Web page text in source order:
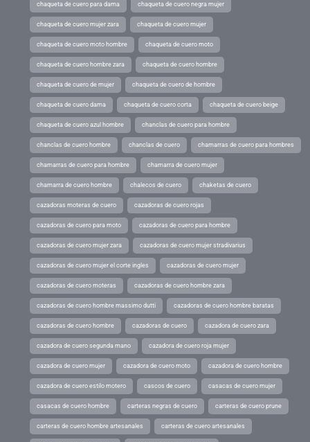
chaqueta de cuero para dama chaqueta de cuero negra mujer
chaqueta de cuero mujer zara chaqueta de cuero mujer
chaqueta de cuero moto hombre chaqueta de cuero moto
chaqueta de cuero hombre zara chaqueta de cuero hombre
chaqueta de cuero de mujer chaqueta de cuero de hombre
chaqueta de cuero dama chaqueta de cuero corta chaqueta de cuero beige
chaqueta de cuero azul hombre chanclas de cuero para hombre
chanclas de cuero hombre chanclas de cuero chamarras de cuero para hombres
chamarras de cuero para hombre chamarra de cuero mujer
chamarra de cuero hombre chalecos de cuero chaketas de cuero
cazadoras moteras de cuero cazadoras de cuero rojas
cazadoras de cuero para moto cazadoras de cuero para hombre
cazadoras de cuero mujer zara cazadoras de cuero mujer stradivarius
cazadoras de cuero mujer el corte ingles cazadoras de cuero mujer
cazadoras de cuero moteras cazadoras de cuero hombre zara
cazadoras de cuero hombre massimo dutti cazadoras de cuero hombre baratas
cazadoras de cuero hombre cazadoras de cuero cazadora de cuero zara
cazadora de cuero segunda mano cazadora de cuero roja mujer
cazadora de cuero mujer cazadora de cuero moto cazadora de cuero hombre
cazadora de cuero estilo motero cascos de cuero casacas de cuero mujer
casacas de cuero hombre carteras negras de cuero carteras de cuero prune
carteras de cuero hombre artesanales carteras de cuero artesanales